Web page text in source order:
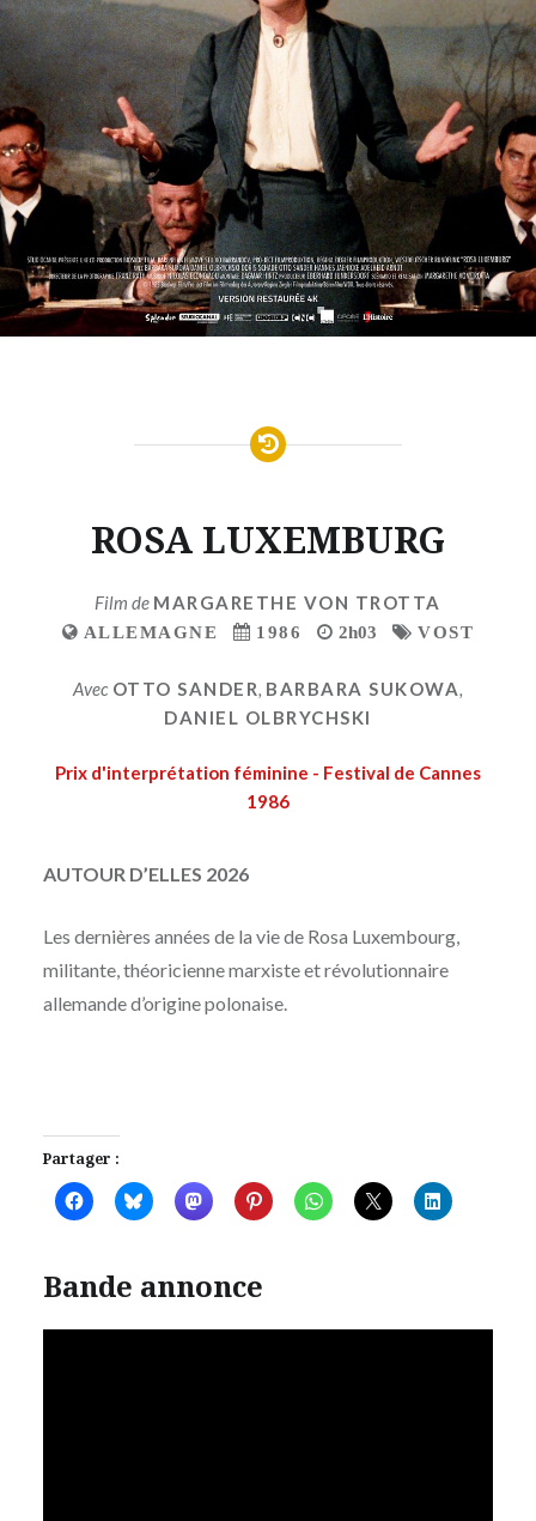
ROSA LUXEMBURG
Film de MARGARETHE VON TROTTA
ALLEMAGNE 1986 2h03 VOST
Avec OTTO SANDER, BARBARA SUKOWA,
DANIEL OLBRYCHSKI
Prix d'interprétation féminine - Festival de Cannes
1986
AUTOUR D’ELLES 2026
Les dernières années de la vie de Rosa Luxembourg,
militante, théoricienne marxiste et révolutionnaire
allemande d’origine polonaise.
Partager :
Bande annonce